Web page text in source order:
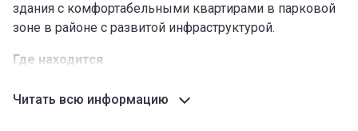
здания с комфортабельными квартирами в парковой
зоне в районе с развитой инфраструктурой.
Где находится
Каралаева между прекрасно развитым 5-м
Читать всю информацию